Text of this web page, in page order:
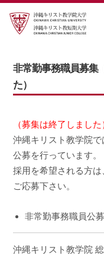
非常勤事務職員募集
た）
（募集は終了しました
沖縄キリスト教学院
公募を行っています。
採用を希望される方は
ご応募下さい。
非常勤事務職員公
沖縄キリスト教学院